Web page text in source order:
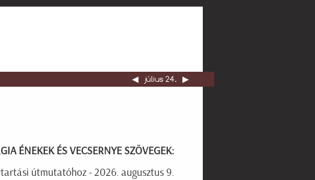
◀︎ július 24. ▶︎
ÉNEKEK ÉS VECSERNYE SZÖVEGEK:
útmutatóhoz - 2026. augusztus 9.